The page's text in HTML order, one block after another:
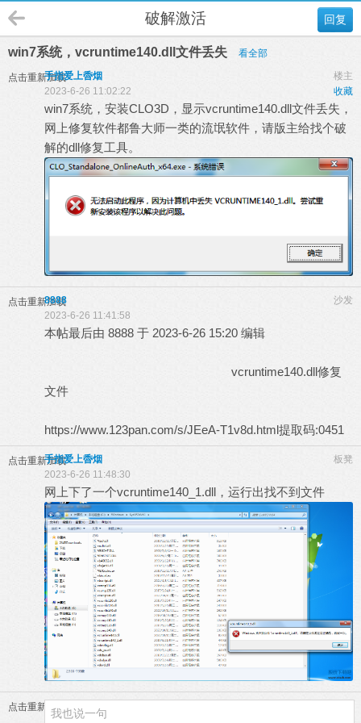
回复
破解激活
win7系统，vcruntime140.dll文件丢失 看全部
点击重新加载 楼主
手指爱上稥烟
收藏
2023-6-26 11:02:22
win7系统，安装CLO3D，显示vcruntime140.dll文件丢失，
网上修复软件都鲁大师一类的流氓软件，请版主给找个破
解的dll修复工具。
点击重新加载 沙发
8888
2023-6-26 11:41:58
本帖最后由 8888 于 2023-6-26 15:20 编辑
vcruntime140.dll修复
文件
https://www.123pan.com/s/JEeA-T1v8d.html提取码:0451
点击重新加载 板凳
手指爱上稥烟
2023-6-26 11:48:30
网上下了一个vcruntime140_1.dll，运行出找不到文件
点击重新加载